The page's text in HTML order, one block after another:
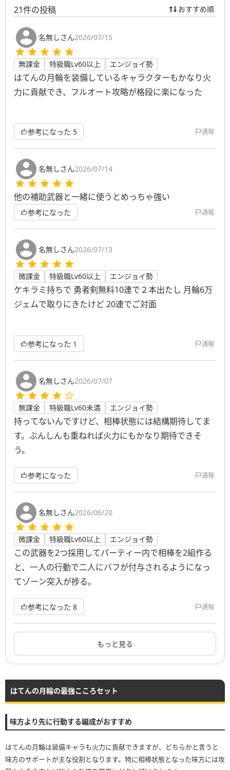
21件の投稿 おすすめ順
名無しさん2026/07/15
無課金 特級職Lv60以上 エンジョイ勢
はてんの月輪を装備しているキャラクターもかなり火
力に貢献でき、フルオート攻略が格段に楽になった
参考になった 5 通報
名無しさん2026/07/14
他の補助武器と一緒に使うとめっちゃ強い
参考になった 通報
名無しさん2026/07/13
微課金 特級職Lv60以上 エンジョイ勢
ケキラミ持ちで 勇者剣無料10連で２本出たし 月輪6万
ジェムで取りにきたけど 20連でご対面
参考になった 1 通報
名無しさん2026/07/07
無課金 特級職Lv60未満 エンジョイ勢
持ってないんですけど、相棒状態には結構期待してま
す。ぶんしんも重ねれば火力にもかなり期待できそ
う。
参考になった 通報
名無しさん2026/06/20
微課金 特級職Lv60以上 エンジョイ勢
この武器を2つ採用してパーティー内で相棒を2組作る
と、一人の行動で二人にバフが付与されるようになっ
てゾーン突入が捗る。
参考になった 8 通報
もっと見る
はてんの月輪の最強こころセット
味方より先に行動する編成がおすすめ
はてんの月輪は装備キャラも火力に貢献できますが、どちらかと言うと
味方のサポートが主な役割となります。特に相棒状態となった味方には攻